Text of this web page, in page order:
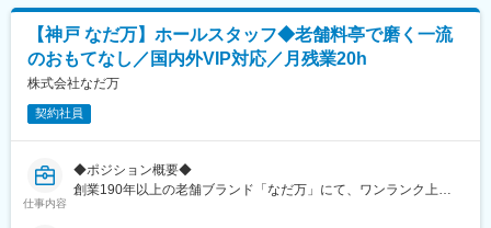
お客様とお話をすることも多く
日々あたらしい事を学べる場所です＊
■キャリアアップ：
将来的には副支配人や支配人など、レストランの運営全般のサポ
ートをしていただくポジションへのキャリアパスもございます。
■業界・会社の魅力：
【神戸 なだ万】ホールスタッフ◆老舗料亭で磨く一流
のおもてなし／国内外VIP対応／月残業20h
株式会社なだ万
契約社員
仕事内容
◆ポジション概要◆
創業190年以上の老舗ブランド「なだ万」にて、ワンランク上の